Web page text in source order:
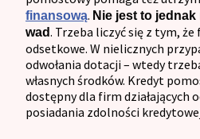
finansową. Nie jest to
wad. Trzeba liczyć się z tym,
odsetkowe. W nielicznych
odwołania dotacji – wtedy
własnych środków. Kredyt
dostępny dla firm działających
posiadania zdolności